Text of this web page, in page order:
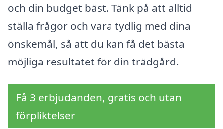
och din budget bäst. Tänk på att alltid
ställa frågor och vara tydlig med dina
önskemål, så att du kan få det bästa
möjliga resultatet för din trädgård.
Få 3 erbjudanden, gratis och utan
förpliktelser